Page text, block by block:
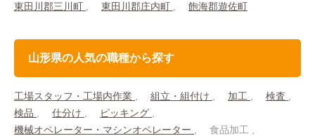
東田川郡三川町
東田川郡庄内町 飽海郡遊佐町
山形県の人気の職種から探す
工場スタッフ・工場内作業 組立・組付け 加工
検査
検品
仕分け
ピッキング
機械オペレーター・マシンオペレーター
食品加工